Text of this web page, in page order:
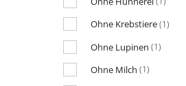
Ohne Krebstiere(1)
Ohne Lupinen (1)
Ohne Milch (1)